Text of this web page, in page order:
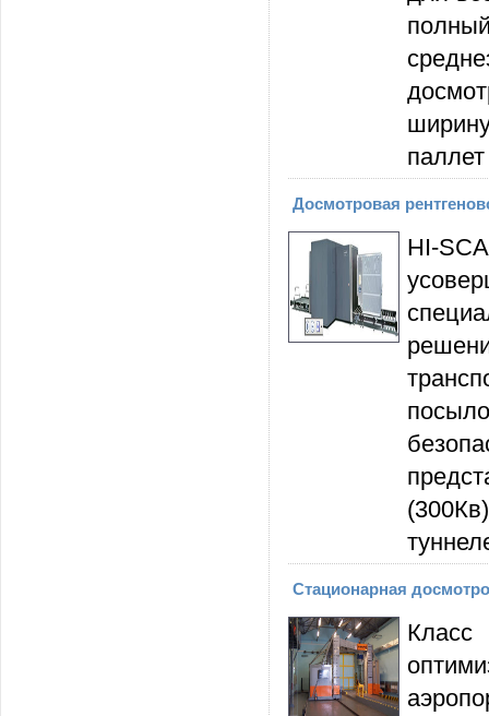
Досмотровая
HI-
Стационарная
Класс